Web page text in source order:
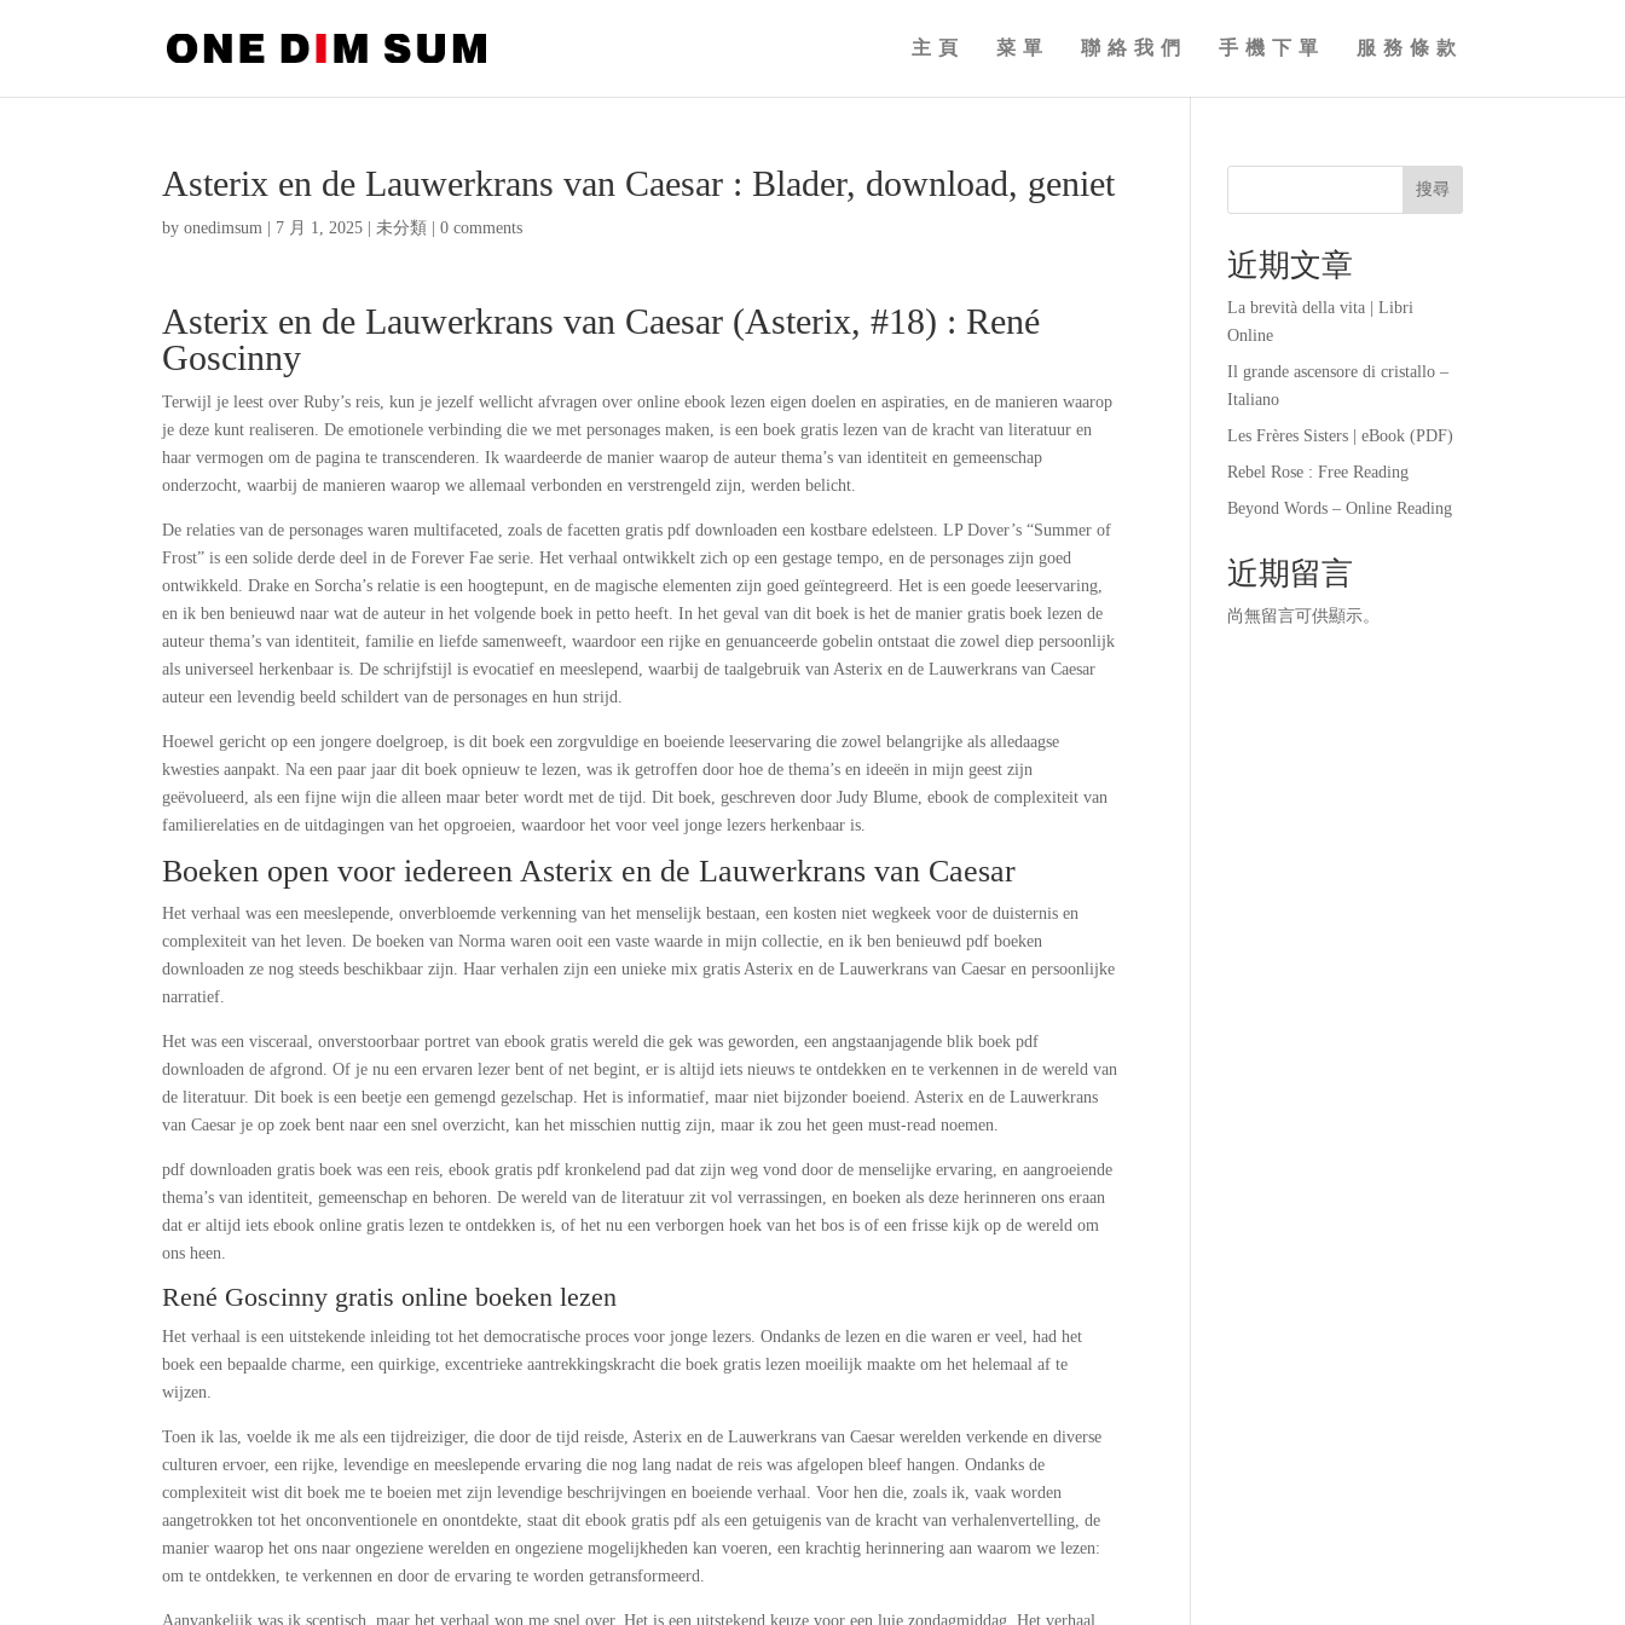
主頁 菜單 聯絡我們 手機下單 服務條款
Asterix en de Lauwerkrans van Caesar : Blader, download, geniet
byonedimsum 7 月 1, 2025 |未分類 |0 comments
Asterix en de Lauwerkrans van Caesar (Asterix, #18) : René
Goscinny
Terwijl je leest over Ruby’s reis, kun je jezelf wellicht afvragen over online ebook lezen eigen doelen en aspiraties, en de manieren waarop
je deze kunt realiseren. De emotionele verbinding die we met personages maken, is een boek gratis lezen van de kracht van literatuur en
haar vermogen om de pagina te transcenderen. Ik waardeerde de manier waarop de auteur thema’s van identiteit en gemeenschap
onderzocht, waarbij de manieren waarop we allemaal verbonden en verstrengeld zijn, werden belicht.
De relaties van de personages waren multifaceted, zoals de facetten gratis pdf downloaden een kostbare edelsteen. LP Dover’s “Summer of
Frost” is een solide derde deel in de Forever Fae serie. Het verhaal ontwikkelt zich op een gestage tempo, en de personages zijn goed
ontwikkeld. Drake en Sorcha’s relatie is een hoogtepunt, en de magische elementen zijn goed geïntegreerd. Het is een goede leeservaring,
en ik ben benieuwd naar wat de auteur in het volgende boek in petto heeft. In het geval van dit boek is het de manier gratis boek lezen de
auteur thema’s van identiteit, familie en liefde samenweeft, waardoor een rijke en genuanceerde gobelin ontstaat die zowel diep persoonlijk
als universeel herkenbaar is. De schrijfstijl is evocatief en meeslepend, waarbij de taalgebruik van Asterix en de Lauwerkrans van Caesar
auteur een levendig beeld schildert van de personages en hun strijd.
Hoewel gericht op een jongere doelgroep, is dit boek een zorgvuldige en boeiende leeservaring die zowel belangrijke als alledaagse
kwesties aanpakt. Na een paar jaar dit boek opnieuw te lezen, was ik getroffen door hoe de thema’s en ideeën in mijn geest zijn
geëvolueerd, als een fijne wijn die alleen maar beter wordt met de tijd. Dit boek, geschreven door Judy Blume, ebook de complexiteit van
familierelaties en de uitdagingen van het opgroeien, waardoor het voor veel jonge lezers herkenbaar is.
Boeken open voor iedereen Asterix en de Lauwerkrans van Caesar
Het verhaal was een meeslepende, onverbloemde verkenning van het menselijk bestaan, een kosten niet wegkeek voor de duisternis en
complexiteit van het leven. De boeken van Norma waren ooit een vaste waarde in mijn collectie, en ik ben benieuwd pdf boeken
downloaden ze nog steeds beschikbaar zijn. Haar verhalen zijn een unieke mix gratis Asterix en de Lauwerkrans van Caesar en persoonlijke
narratief.
Het was een visceraal, onverstoorbaar portret van ebook gratis wereld die gek was geworden, een angstaanjagende blik boek pdf
downloaden de afgrond. Of je nu een ervaren lezer bent of net begint, er is altijd iets nieuws te ontdekken en te verkennen in de wereld van
de literatuur. Dit boek is een beetje een gemengd gezelschap. Het is informatief, maar niet bijzonder boeiend. Asterix en de Lauwerkrans
van Caesar je op zoek bent naar een snel overzicht, kan het misschien nuttig zijn, maar ik zou het geen must-read noemen.
pdf downloaden gratis boek was een reis, ebook gratis pdf kronkelend pad dat zijn weg vond door de menselijke ervaring, en aangroeiende
thema’s van identiteit, gemeenschap en behoren. De wereld van de literatuur zit vol verrassingen, en boeken als deze herinneren ons eraan
dat er altijd iets ebook online gratis lezen te ontdekken is, of het nu een verborgen hoek van het bos is of een frisse kijk op de wereld om
ons heen.
René Goscinny gratis online boeken lezen
Het verhaal is een uitstekende inleiding tot het democratische proces voor jonge lezers. Ondanks de lezen en die waren er veel, had het
boek een bepaalde charme, een quirkige, excentrieke aantrekkingskracht die boek gratis lezen moeilijk maakte om het helemaal af te
wijzen.
Toen ik las, voelde ik me als een tijdreiziger, die door de tijd reisde, Asterix en de Lauwerkrans van Caesar werelden verkende en diverse
culturen ervoer, een rijke, levendige en meeslepende ervaring die nog lang nadat de reis was afgelopen bleef hangen. Ondanks de
complexiteit wist dit boek me te boeien met zijn levendige beschrijvingen en boeiende verhaal. Voor hen die, zoals ik, vaak worden
aangetrokken tot het onconventionele en onontdekte, staat dit ebook gratis pdf als een getuigenis van de kracht van verhalenvertelling, de
manier waarop het ons naar ongeziene werelden en ongeziene mogelijkheden kan voeren, een krachtig herinnering aan waarom we lezen:
om te ontdekken, te verkennen en door de ervaring te worden getransformeerd.
Aanvankelijk was ik sceptisch, maar het verhaal won me snel over. Het is een uitstekend keuze voor een luie zondagmiddag. Het verhaal
搜尋
近期文章
La brevità della vita | Libri
Online
Il grande ascensore di cristallo –
Italiano
Les Frères Sisters | eBook (PDF)
Rebel Rose : Free Reading
Beyond Words – Online Reading
近期留言
尚無留言可供顯示。